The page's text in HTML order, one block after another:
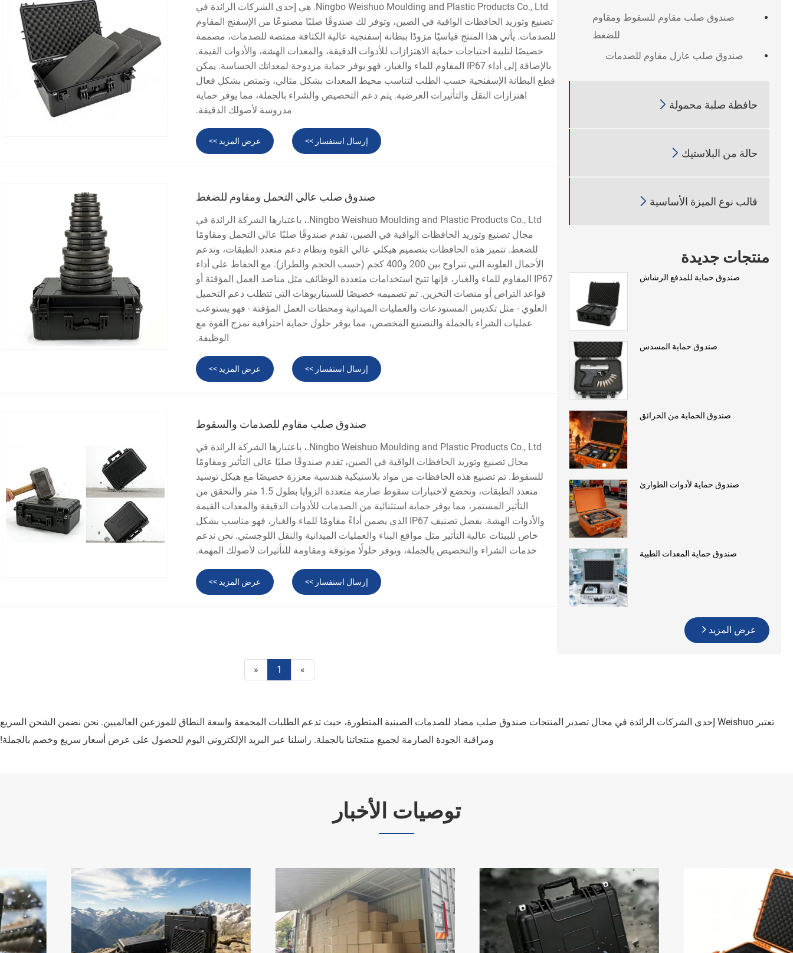
صندوق صلب مقاوم للسقوط ومقاوم
للضغط
صندوق صلب عازل مقاوم للصدمات
حافظة صلبة محمولة 
حالة من البلاستيك 
قالب نوع الميزة الأساسية 
منتجات جديدة
صندوق حماية للمدفع الرشاش
صندوق حماية المسدس
صندوق الحماية من الحرائق
صندوق حماية لأدوات الطوارئ
صندوق حماية المعدات الطبية
عرض المزيد
Ningbo Weishuo Moulding and Plastic Products Co., Ltd. هي إحدى الشركات الرائدة في
تصنيع وتوريد الحافظات الواقية في الصين، وتوفر لك صندوقًا صلبًا مصنوعًا من الإسفنج المقاوم
للصدمات. يأتي هذا المنتج قياسيًا مزودًا ببطانة إسفنجية عالية الكثافة ممتصة للصدمات، مصممة
خصيصًا لتلبية احتياجات حماية الاهتزازات للأدوات الدقيقة، والمعدات الهشة، والأدوات القيمة.
بالإضافة إلى أداء IP67 المقاوم للماء والغبار، فهو يوفر حماية مزدوجة لمعداتك الحساسة. يمكن
قطع البطانة الإسفنجية حسب الطلب لتناسب محيط المعدات بشكل مثالي، وتمتص بشكل فعال
اهتزازات النقل والتأثيرات العرضية. يتم دعم التخصيص والشراء بالجملة، مما يوفر حماية
مدروسة لأصولك الدقيقة.
عرض المزيد >> إرسال استفسار >>
صندوق صلب عالي التحمل ومقاوم للضغط
Ningbo Weishuo Moulding and Plastic Products Co., Ltd.، باعتبارها الشركة الرائدة في
مجال تصنيع وتوريد الحافظات الواقية في الصين، تقدم صندوقًا صلبًا عالي التحمل ومقاومًا
للضغط. تتميز هذه الحافظات بتصميم هيكلي عالي القوة ونظام دعم متعدد الطبقات، وتدعم
الأحمال العلوية التي تتراوح بين 200 و400 كجم (حسب الحجم والطراز). مع الحفاظ على أداء
IP67 المقاوم للماء والغبار، فإنها تتيح استخدامات متعددة الوظائف مثل مناضد العمل المؤقتة أو
قواعد التراص أو منصات التخزين. تم تصميمه خصيصًا للسيناريوهات التي تتطلب دعم التحميل
العلوي - مثل تكديس المستودعات والعمليات الميدانية ومحطات العمل المؤقتة - فهو يستوعب
عمليات الشراء بالجملة والتصنيع المخصص، مما يوفر حلول حماية احترافية تمزج القوة مع
الوظيفة.
عرض المزيد >> إرسال استفسار >>
صندوق صلب مقاوم للصدمات والسقوط
Ningbo Weishuo Moulding and Plastic Products Co., Ltd.، باعتبارها الشركة الرائدة في
مجال تصنيع وتوريد الحافظات الواقية في الصين، تقدم صندوقًا صلبًا عالي التأثير ومقاومًا
للسقوط. تم تصنيع هذه الحافظات من مواد بلاستيكية هندسية معززة خصيصًا مع هيكل توسيد
متعدد الطبقات، وتخضع لاختبارات سقوط صارمة متعددة الزوايا بطول 1.5 متر والتحقق من
التأثير المستمر، مما يوفر حماية استثنائية من الصدمات للأدوات الدقيقة والمعدات القيمة
والأدوات الهشة. بفضل تصنيف IP67 الذي يضمن أداءً مقاومًا للماء والغبار، فهو مناسب بشكل
خاص للبيئات عالية التأثير مثل مواقع البناء والعمليات الميدانية والنقل اللوجستي. نحن ندعم
خدمات الشراء والتخصيص بالجملة، ونوفر حلولًا موثوقة ومقاومة للتأثيرات لأصولك المهمة.
عرض المزيد >> إرسال استفسار >>
« 1 »
تعتبر Weishuo إحدى الشركات الرائدة في مجال تصدير المنتجات صندوق صلب مضاد للصدمات الصينية المتطورة، حيث تدعم الطلبات المجمعة واسعة النطاق للموزعين العالميين. نحن نضمن الشحن السريع
ومراقبة الجودة الصارمة لجميع منتجاتنا بالجملة. راسلنا عبر البريد الإلكتروني اليوم للحصول على عرض أسعار سريع وخصم بالجملة!
توصيات الأخبار